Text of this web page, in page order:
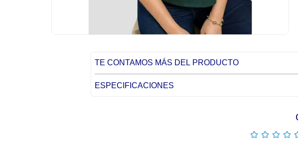
TE CONTAMOS MÁS DEL PRODUCTO
ESPECIFICACIONES
☆ ☆ ☆ ☆